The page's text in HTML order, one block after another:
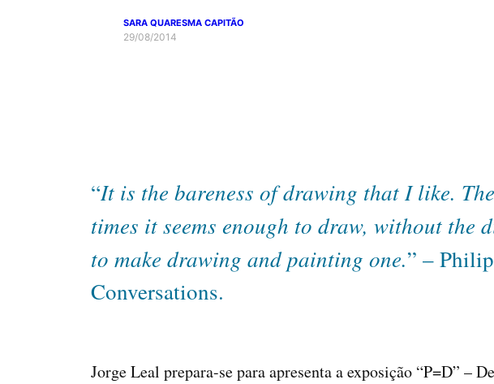
SARA QUARESMA CAPITÃO
29/08/2014
“It is the bareness of drawing that I like.
times it seems enough to draw, without
to make drawing and painting one.” –
Conversations.
Jorge Leal prepara-se para apresenta a exposição “P=D” –